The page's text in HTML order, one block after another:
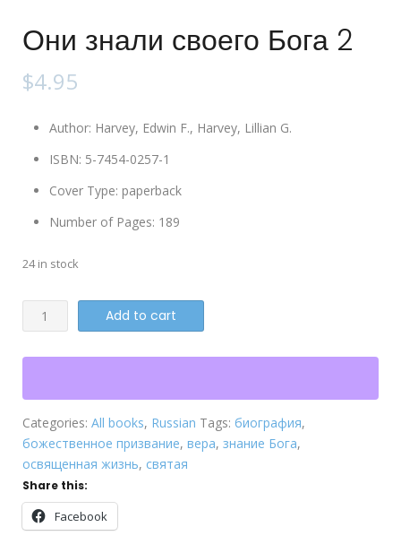
Они знали своего Бога 2
$4.95
Author: Harvey, Edwin F., Harvey, Lillian G.
ISBN: 5-7454-0257-1
Cover Type: paperback
Number of Pages: 189
24 in stock
Они
знали
Add to cart
Categories: All books, Russian Tags: биография,
божественное призвание, вера, знание Бога,
освященная жизнь, святая
Share this:
Facebook